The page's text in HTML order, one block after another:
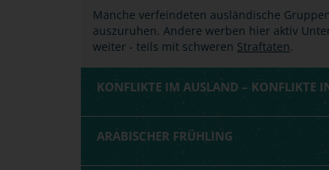
Manche verfeindeten ausländische
auszuruhen. Andere werben hier aktiv
weiter - teils mit schweren Straftaten.
KONFLIKTE IM AUSLAND – KONFLIKTE
ARABISCHER FRÜHLING